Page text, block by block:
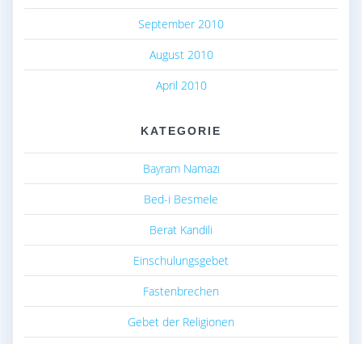
September 2010
August 2010
April 2010
KATEGORIE
Bayram Namazı
Bed-i Besmele
Berat Kandili
Einschulungsgebet
Fastenbrechen
Gebet der Religionen